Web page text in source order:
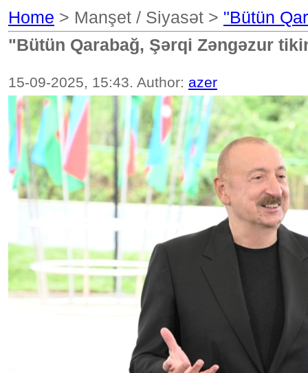
Home > Manşet / Siyasət > "Bütün
"Bütün Qarabağ, Şərqi Zəngəzur
15-09-2025, 15:43. Author: azer